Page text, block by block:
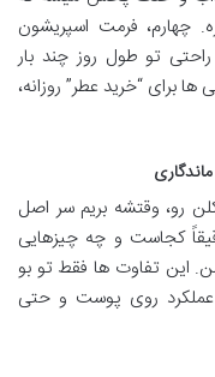
چهارم، فرمت اسپریشون
تو طول روز چند بار
برای “خرید عطر” روزانه،
رو، وقتشه بریم سر اصل
کجاست و چه چیزهایی
این تفاوت ها فقط تو بو
عملکرد روی پوست و حتی